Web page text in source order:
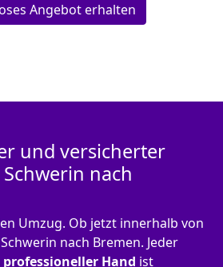
Angebot erhalten
und versicherter
nach
Umzug. Ob jetzt innerhalb von
nach Bremen. Jeder
professioneller Hand ist